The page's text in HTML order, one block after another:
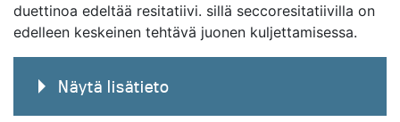
duettinoa edeltää resitatiivi. sillä seccoresitatiivilla on
edelleen keskeinen tehtävä juonen kuljettamisessa.
Näytä lisätieto